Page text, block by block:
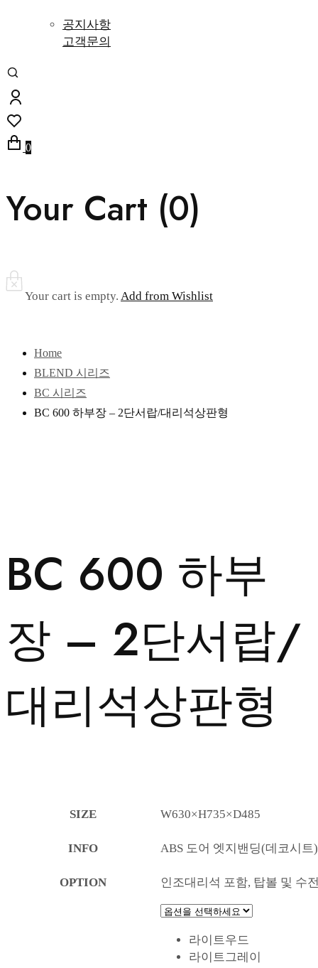
공지사항
고객문의
0
Your Cart (0)
Your cart is empty. Add from Wishlist
Home
BLEND 시리즈
BC 시리즈
BC 600 하부장 – 2단서랍/대리석상판형
BC 600 하부
장 – 2단서랍/
대리석상판형
SIZE W630×H735×D485
INFO ABS 도어 엣지밴딩(데코시트
OPTION 인조대리석 포함, 탑볼 및 수
라이트우드
라이트그레이